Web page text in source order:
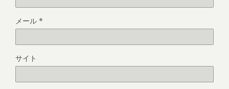
メール *
サイト